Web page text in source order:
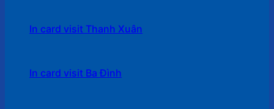
In card visit Thanh Xuân
In card visit Ba Đình